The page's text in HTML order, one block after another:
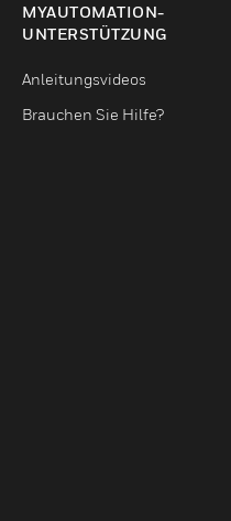
MYAUTOMATION-
UNTERSTÜTZUNG
Anleitungsvideos
Brauchen Sie Hilfe?